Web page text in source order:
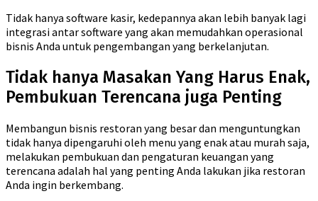
Tidak hanya software kasir, kedepannya akan lebih banyak lagi
integrasi antar software yang akan memudahkan operasional
bisnis Anda untuk pengembangan yang berkelanjutan.
Tidak hanya Masakan Yang Harus Enak,
Pembukuan Terencana juga Penting
Membangun bisnis restoran yang besar dan menguntungkan
tidak hanya dipengaruhi oleh menu yang enak atau murah saja,
melakukan pembukuan dan pengaturan keuangan yang
terencana adalah hal yang penting Anda lakukan jika restoran
Anda ingin berkembang.